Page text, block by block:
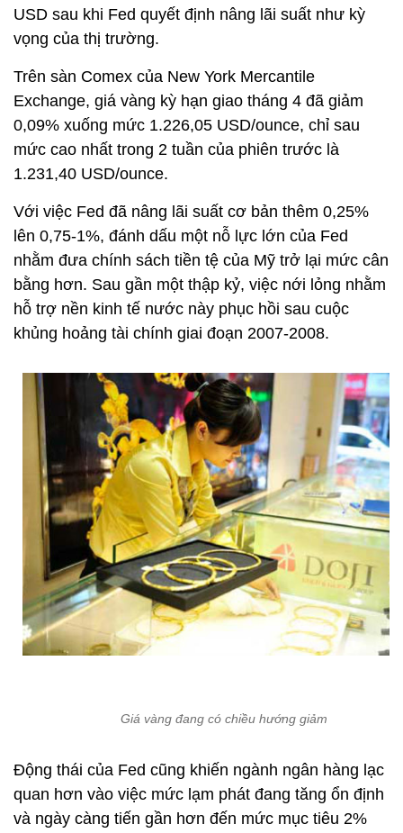
USD sau khi Fed quyết định nâng lãi suất như kỳ
vọng của thị trường.
Trên sàn Comex của New York Mercantile
Exchange, giá vàng kỳ hạn giao tháng 4 đã giảm
0,09% xuống mức 1.226,05 USD/ounce, chỉ sau
mức cao nhất trong 2 tuần của phiên trước là
1.231,40 USD/ounce.
Với việc Fed đã nâng lãi suất cơ bản thêm 0,25%
lên 0,75-1%, đánh dấu một nỗ lực lớn của Fed
nhằm đưa chính sách tiền tệ của Mỹ trở lại mức cân
bằng hơn. Sau gần một thập kỷ, việc nới lỏng nhằm
hỗ trợ nền kinh tế nước này phục hồi sau cuộc
khủng hoảng tài chính giai đoạn 2007-2008.
Giá vàng đang có chiều hướng giảm
Động thái của Fed cũng khiến ngành ngân hàng lạc
quan hơn vào việc mức lạm phát đang tăng ổn định
và ngày càng tiến gần hơn đến mức mục tiêu 2%